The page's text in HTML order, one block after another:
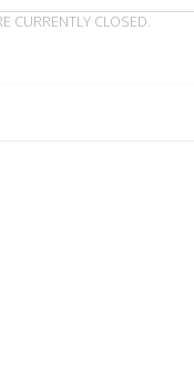
CURRENTLY CLOSED.